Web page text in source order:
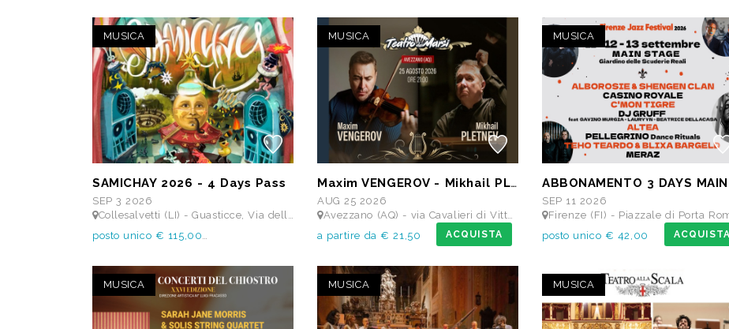
MUSICA
SAMICHAY 2026 - 4 Days Pass
SEP 3 2026
Collesalvetti (LI) - Guasticce, Via delle Vedute SNC - Lago Alberto, Tenuta Bellavista Insuese
posto unico € 115,00
MUSICA
Maxim VENGEROV - Mikhail PLETNEV
AUG 25 2026
Avezzano (AQ) - via Cavalieri di Vittorio Veneto - Teatro dei Marsi
a partire da € 21,50
ACQUISTA
MUSICA
SEP 11 2026
Firenze (FI) - Piazzale di Porta Romana, 9 - MAIN STAGE - Giardino delle Scuderie
posto unico € 42,00
ACQUISTA
MUSICA MUSICA MUSICA